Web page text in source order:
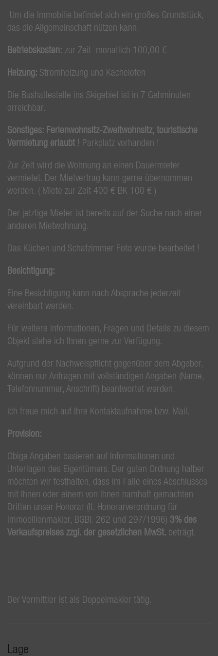
Um die Immobilie befindet sich ein großes Grundstück,
das die Allgemeinschaft nützen kann.
Betriebskosten: zur Zeit monatlich 100,00 €
Heizung: Stromheizung und Kachelofen
Die Bushaltestelle ins Skigebiet ist in 7 Gehminuten
erreichbar.
Sonstiges: Ferienwohnsitz-Zweitwohnsitz, touristische
Vermietung erlaubt ! Parkplatz vorhanden !
Zur Zeit wird die Wohnung an einen Dauermieter
vermietet. Der Mietvertrag kann gerne übernommen
werden. ( Miete zur Zeit 400 € BK 100 € )
Der jetztige Mieter ist bereits auf der Suche nach einer
anderen Mietwohnung.
Das Küchen und Schafzimmer Foto wurde bearbeitet !
Besichtigung:
Eine Besichtigung kann nach Absprache jederzeit
vereinbart werden.
Für weitere Informationen, Fragen und Details zu diesem
Objekt stehe ich Ihnen gerne zur Verfügung.
Aufgrund der Nachweispflicht gegenüber dem Abgeber,
können nur Anfragen mit vollständigen Angaben (Name,
Telefonnummer, Anschrift) beantwortet werden.
Ich freue mich auf Ihre Kontaktaufnahme bzw. Mail.
Provision:
Obige Angaben basieren auf Informationen und
Unterlagen des Eigentümers. Der guten Ordnung halber
möchten wir festhalten, dass im Falle eines Abschlusses
mit Ihnen oder einem von Ihnen namhaft gemachten
Dritten unser Honorar (lt. Honorarverordnung für
Immobilienmakler, BGBl. 262 und 297/1996) 3% des
Verkaufspreises zzgl. der gesetzlichen MwSt. beträgt.
Der Vermittler ist als Doppelmakler tätig.
Lage